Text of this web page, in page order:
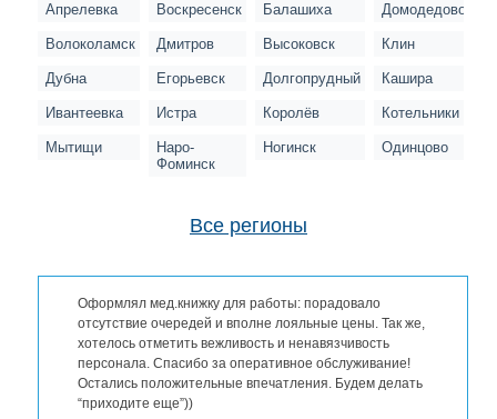
Апрелевка Воскресенск Балашиха Домодедово
Волоколамск Дмитров Высоковск Клин
Дубна Егорьевск Долгопрудный Кашира
Ивантеевка Истра Королёв Котельники
Мытищи
Наро-
Фоминск
Ногинск Одинцово
Все регионы
Оформлял мед.книжку для работы: порадовало
отсутствие очередей и вполне лояльные цены. Так же,
хотелось отметить вежливость и ненавязчивость
персонала. Спасибо за оперативное обслуживание!
Остались положительные впечатления. Будем делать
“приходите еще”))